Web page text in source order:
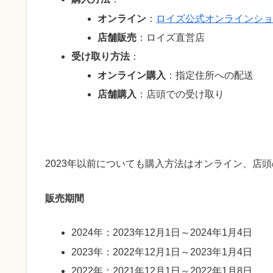
オンライン ： ロイズ公式オンラインシ
店舗販売 ：ロイズ直営店
受け取り方法：
オンライン購入 ：指定住所への配送
店舗購入 ：店頭での受け取り
2023年以前についても購入方法はオンライン、店頭
販売期間
2024年：2023年12月1日～2024年1月4日
2023年：2022年12月1日～2023年1月4日
2022年：2021年12月1日～2022年1月8日